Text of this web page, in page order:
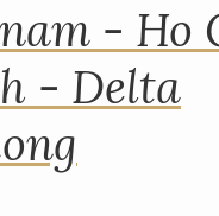
- Ho
- Delta